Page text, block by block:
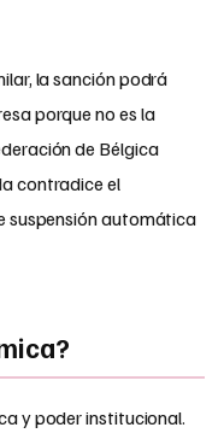
la sanción podrá
porque no es la
de Bélgica
contradice el
suspensión automática
y poder institucional.